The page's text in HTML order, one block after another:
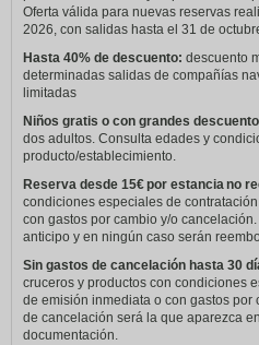
Oferta válida para nuevas reservas
2026, con salidas hasta el 31 de
Hasta 40% de descuento: descuento
determinadas salidas de compañías
limitadas
Niños gratis o con grandes
dos adultos. Consulta edades y
producto/establecimiento.
Reserva desde 15€ por estancia no
condiciones especiales de
con gastos por cambio y/o
anticipo y en ningún caso serán
Sin gastos de cancelación hasta 30
cruceros y productos con condiciones
de emisión inmediata o con gastos
de cancelación será la que aparezca
documentación.